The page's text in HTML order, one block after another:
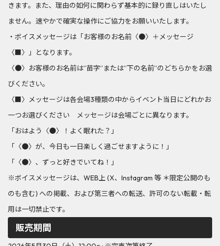
きます。また、理由の如何に関わらず基本的に録り直しはいたし
ません。速やかで確実な操作にご協力をお願いいたします。
・ボイスメッセージは「お客様のお名前〈●〉＋メッセージ
〈■〉」となります。
〈●〉お客様のお名前は”苗字”または”下の名前”のどちらかをお選
びください。
〈■〉メッセージは各会場3種類の中からイベント当日にどれかお
一つお選びください メッセージは会場ごとに異なります。
「おはよう〈●〉！よく眠れた？」
「〈●〉が、今日も一日楽しく過ごせますように！」
「〈●〉、ずっと好きでいてね！」
※ボイスメッセージは、WEB上 (X、Instagram 等 ＊限定公開のも
のも含む) への掲載、および第三者への転送、許可のない転載・転
用は一切禁止です。
販売期間